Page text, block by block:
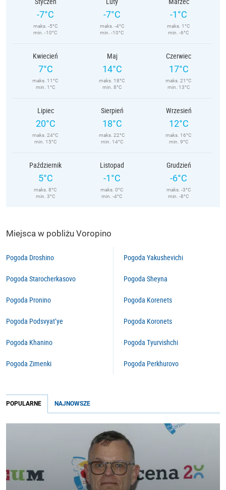
-7°C
maks. -5°C
min. -10°C
-7°C
maks. -4°C
min. -10°C
-1°C
maks. 1°C
min. -6°C
Kwiecień
7°C
maks. 11°C
min. 1°C
Maj
14°C
maks. 18°C
min. 8°C
Czerwiec
17°C
maks. 21°C
min. 13°C
Lipiec
20°C
maks. 24°C
min. 15°C
Sierpień
18°C
maks. 22°C
min. 14°C
Wrzesień
12°C
maks. 16°C
min. 9°C
Październik
5°C
maks. 8°C
min. 3°C
Listopad
-1°C
maks. 0°C
min. -4°C
Grudzień
-6°C
maks. -3°C
min. -8°C
Miejsca w pobliżu Voropino
Pogoda Droshino
Pogoda Starocherkasovo
Pogoda Pronino
Pogoda Podsvyat’ye
Pogoda Khanino
Pogoda Zimenki
Pogoda Yakushevichi
Pogoda Sheyna
Pogoda Korenets
Pogoda Koronets
Pogoda Tyurvishchi
Pogoda Perkhurovo
POPULARNE NAJNOWSZE